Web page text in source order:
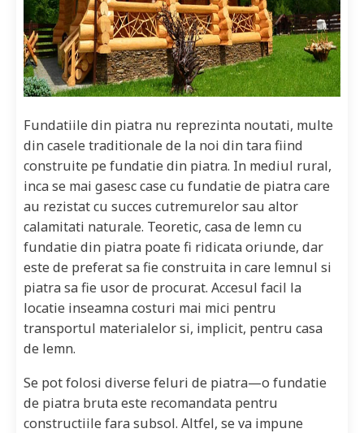
Fundatiile din piatra nu reprezinta noutati, multe
din casele traditionale de la noi din tara fiind
construite pe fundatie din piatra. In mediul rural,
inca se mai gasesc case cu fundatie de piatra care
au rezistat cu succes cutremurelor sau altor
calamitati naturale. Teoretic, casa de lemn cu
fundatie din piatra poate fi ridicata oriunde, dar
este de preferat sa fie construita in care lemnul si
piatra sa fie usor de procurat. Accesul facil la
locatie inseamna costuri mai mici pentru
transportul materialelor si, implicit, pentru casa
de lemn.
Se pot folosi diverse feluri de piatra—o fundatie
de piatra bruta este recomandata pentru
constructiile fara subsol. Altfel, se va impune